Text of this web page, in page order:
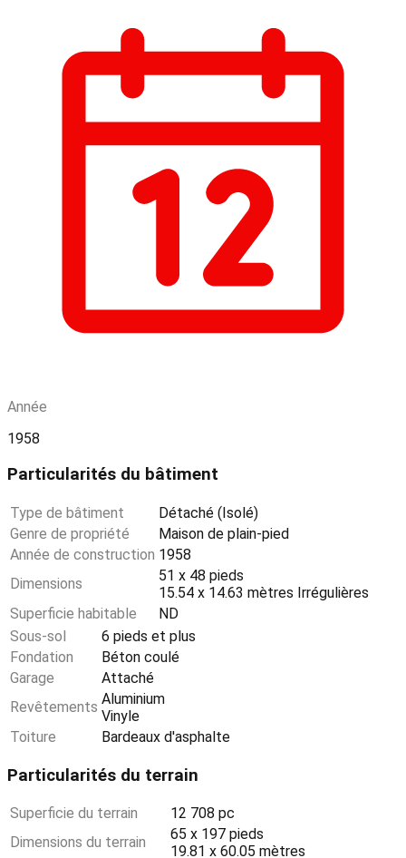
Année
1958
Particularités du bâtiment
Type de bâtiment
Détaché (Isolé)
Genre de propriété
Maison de plain-pied
Année de construction 1958
Dimensions
51 x 48 pieds
15.54 x 14.63 mètres Irrégulières
Superficie habitable
ND
Sous-sol
6 pieds et plus
Fondation
Béton coulé
Garage
Attaché
Revêtements Aluminium
Vinyle
Toiture
Bardeaux d'asphalte
Particularités du terrain
Superficie du terrain
12 708 pc
Dimensions du terrain
65 x 197 pieds
19.81 x 60.05 mètres